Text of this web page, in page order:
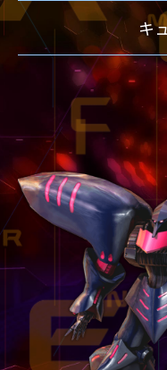
NEWS
ニュース
OVER
オーバーブースト
XVOOST
クロスブースト
EXVS2
エクストリームバ
MAXI
マキシブーストオン
初心者指南
テクニック
用語集
BUTTON
ゲームパッドボタ
TWITTER
ツイッター
ユーチューブ
キ